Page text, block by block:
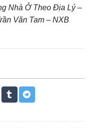
Nhà Ở Theo Địa Lý –
Văn Tam – NXB